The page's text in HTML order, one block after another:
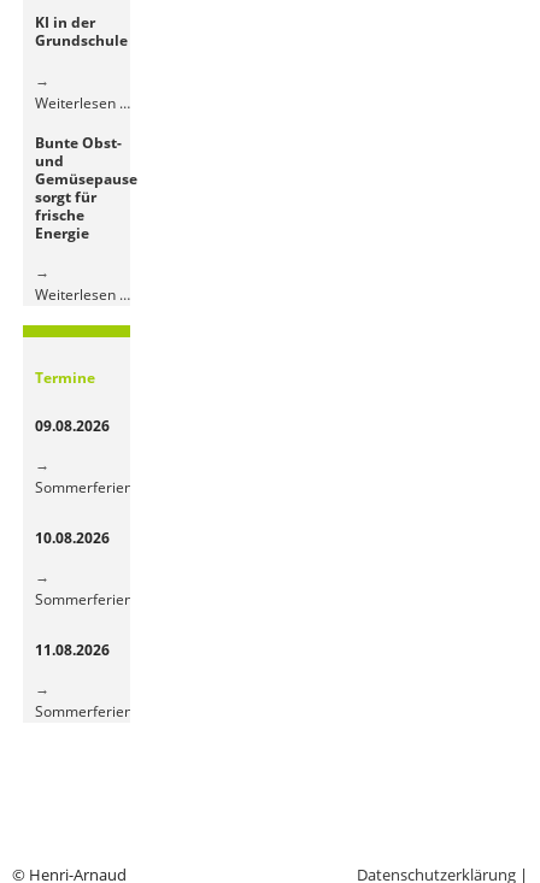
KI in der
Grundschule
Weiterlesen …KI
Bunte Obst-
und
Gemüsepause
sorgt für
frische
Energie
Weiterlesen …Bunte
und
Termine
09.08.2026
Sommerferien
10.08.2026
Sommerferien
11.08.2026
Sommerferien
© Henri-Arnaud Datenschutzerklärung |